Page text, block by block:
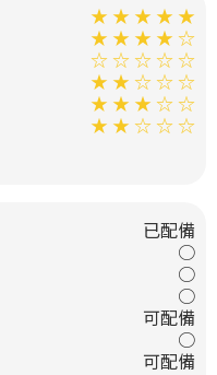
★ ★ ★ ★ ★
★ ★ ★ ★ ☆
☆ ☆ ☆ ☆ ☆
★ ★ ☆ ☆ ☆
★ ★ ★ ☆ ☆
★ ★ ☆ ☆ ☆
已配備
○
○
○
可配備
○
可配備